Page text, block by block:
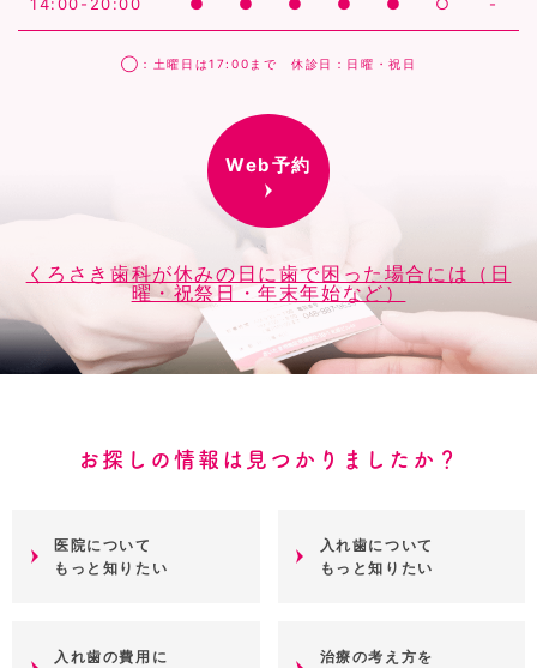
◯：土曜日は17:00まで 休診日：日曜・祝日
Web予約
くろさき歯科が休みの日に歯で困った場合には（日
曜・祝祭日・年末年始など）
お探しの情報は見つかりましたか？
医院について
もっと知りたい
入れ歯について
もっと知りたい
入れ歯の費用に
治療の考え方を